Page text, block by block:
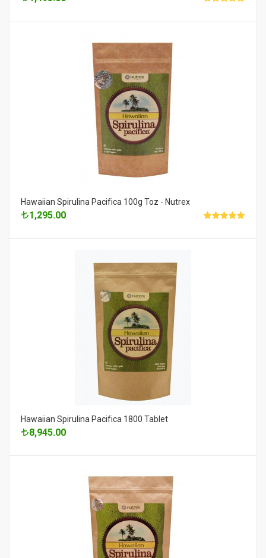
Hawaiian Spirulina Pacifica 100g Toz - Nutrex
1,295.00
Hawaiian Spirulina Pacifica 1800 Tablet
8,945.00